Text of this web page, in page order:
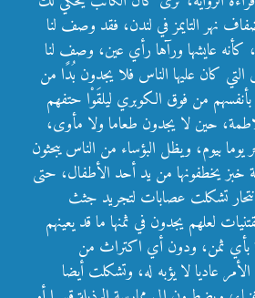
نهر التايمز في لندن، فقد وصف لنا
كأنه عايشها ورآها رأي عين، وصف لنا
التي كان عليها الناس فلا يجدون بُدًا من
بأنفسهم من فوق الكوبري ليلقَوْا حتفهم
حين لا يجدون طعاما ولا مأوى،
بيوم، ويظل البؤساء من الناس يبحثون
خبز يخطفونها من يد أحد الأطفال، حتى
تشكلت عصابات لتجريد جثث
لعلهم يجدون في ثمنها ما قد يعينهم
بأي ثمن، ودون أي اكتراث من
عاديا لا يؤبه له، وتشكلت أيضا